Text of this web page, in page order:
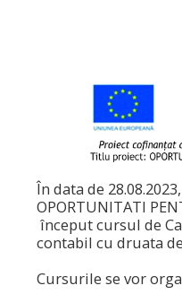
În data de
OPORTUNITATI
început cursul de
contabil cu druata
Cursurile se vor